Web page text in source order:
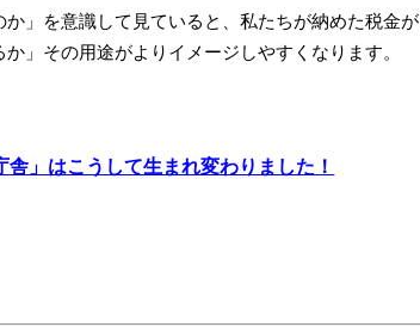
」を意識して見ていると、私たちが納めた税金が
」その用途がよりイメージしやすくなります。
舎」はこうして生まれ変わりました！